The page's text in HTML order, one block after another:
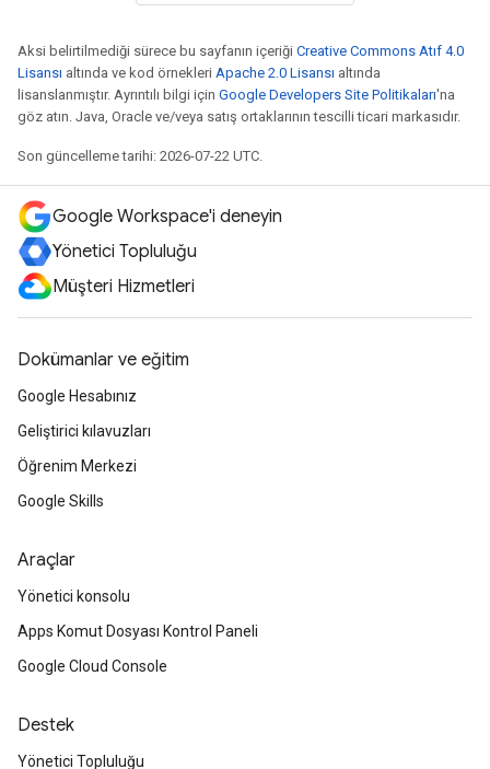
Aksi belirtilmediği sürece bu sayfanın içeriği Creative Commons Atıf 4.0
Lisansı altında ve kod örnekleri Apache 2.0 Lisansı altında
lisanslanmıştır. Ayrıntılı bilgi için Google Developers Site Politikaları'na
göz atın. Java, Oracle ve/veya satış ortaklarının tescilli ticari markasıdır.
Son güncelleme tarihi: 2026-07-22 UTC.
Google Workspace'i deneyin
Yönetici Topluluğu
Müşteri Hizmetleri
Dokümanlar ve eğitim
Google Hesabınız
Geliştirici kılavuzları
Öğrenim Merkezi
Google Skills
Araçlar
Yönetici konsolu
Apps Komut Dosyası Kontrol Paneli
Google Cloud Console
Destek
Yönetici Topluluğu